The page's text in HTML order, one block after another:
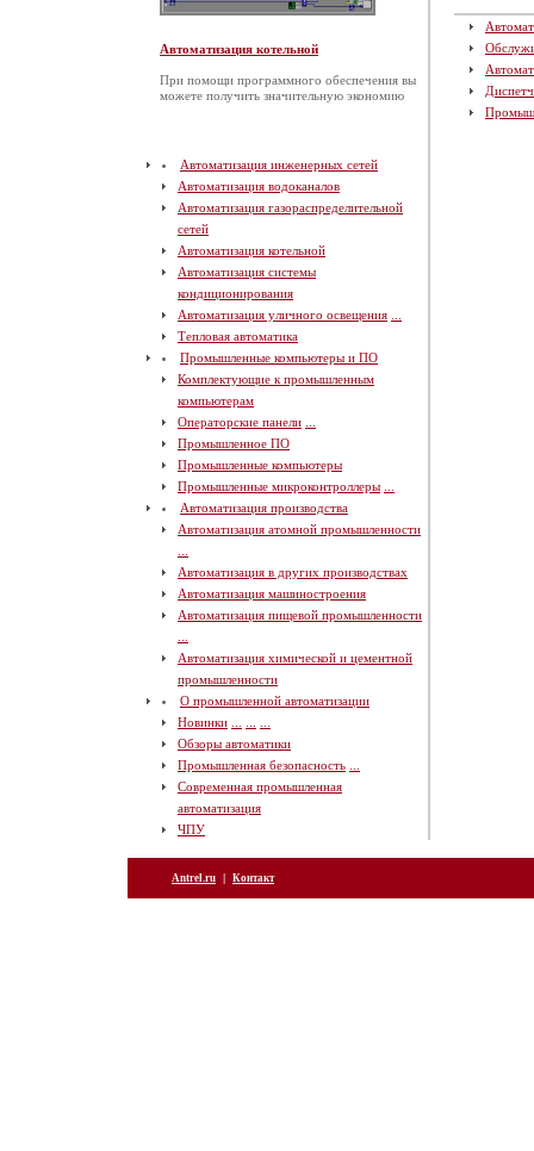
Автоматизация котельной
При помощи программного обеспечения вы
можете получить значительную экономию
Автоматизация инженерных сетей
Автоматизация водоканалов
Автоматизация газораспределительной
сетей
Автоматизация котельной
Автоматизация системы
кондиционирования
Автоматизация уличного освещения
Тепловая автоматика
Промышленные компьютеры и ПО
Комплектующие к промышленным
компьютерам
Операторские панели
Промышленное ПО
Промышленные компьютеры
Промышленные микроконтроллеры
Автоматизация производства
Автоматизация атомной промышленности
Автоматизация в других производствах
Автоматизация машиностроения
Автоматизация пищевой промышленности
Автоматизация химической и цементной
промышленности
О промышленной автоматизации
Новинки
Обзоры автоматики
Промышленная безопасность
Современная промышленная
автоматизация
ЧПУ
Antrel.ru | Контакт